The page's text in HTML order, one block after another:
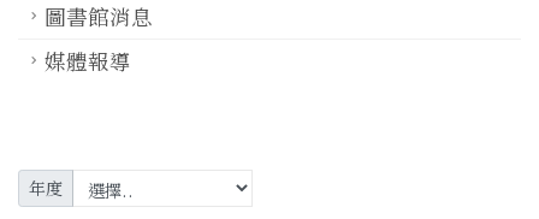
圖書館消息
媒體報導
年度